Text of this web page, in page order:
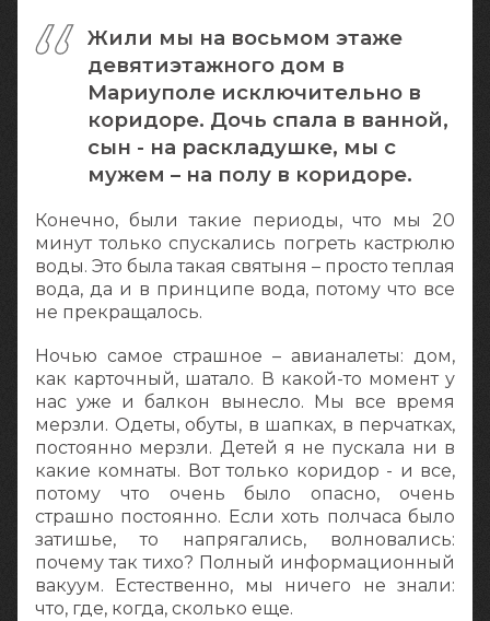
Жили мы на восьмом этаже
девятиэтажного дом в
Мариуполе исключительно в
коридоре. Дочь спала в ванной,
сын - на раскладушке, мы с
мужем – на полу в коридоре.
Конечно, были такие периоды, что мы 20
минут только спускались погреть кастрюлю
воды. Это была такая святыня – просто теплая
вода, да и в принципе вода, потому что все
не прекращалось.
Ночью самое страшное – авианалеты: дом,
как карточный, шатало. В какой-то момент у
нас уже и балкон вынесло. Мы все время
мерзли. Одеты, обуты, в шапках, в перчатках,
постоянно мерзли. Детей я не пускала ни в
какие комнаты. Вот только коридор - и все,
потому что очень было опасно, очень
страшно постоянно. Если хоть полчаса было
затишье, то напрягались, волновались:
почему так тихо? Полный информационный
вакуум. Естественно, мы ничего не знали:
что, где, когда, сколько еще.